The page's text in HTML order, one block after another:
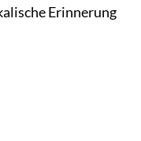
Erinnerung